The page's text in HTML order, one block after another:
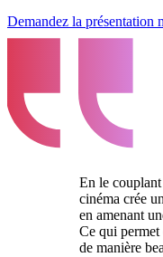
Demandez la présentation
En le
cinéma crée
en amenant
Ce qui permet
de manière